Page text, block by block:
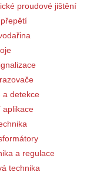
proudové jištění
a detekce
aplikace
a regulace
technika